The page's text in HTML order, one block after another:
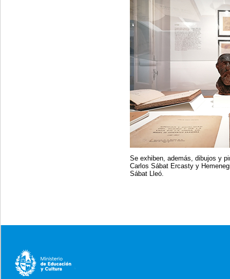
Se exhiben, además, dibujos y
Carlos Sábat Ercasty y
Sábat Lleó.